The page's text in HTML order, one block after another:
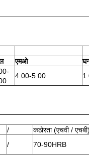
एमओ
4.00-5.00
/ कठोरता (एचवी / एचबी)
/ 70-90HRB